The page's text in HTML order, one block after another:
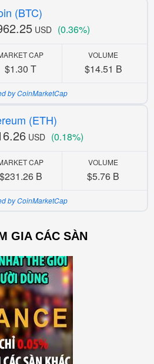
(BTC)
USD (0.36%)
CAP
$1.30 T
VOLUME
$14.51 B
by CoinMarketCap
(ETH)
USD (0.18%)
CAP
$231.26 B
VOLUME
$5.76 B
by CoinMarketCap
GIA CÁC SÀN